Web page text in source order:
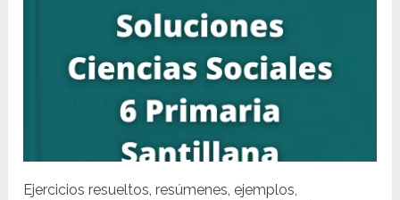
Ejercicios resueltos, resúmenes, ejemplos,